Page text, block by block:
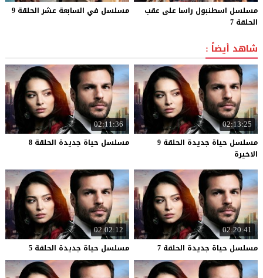
مسلسل اسطنبول راسا على عقب
الحلقة 7
مسلسل في السابعة عشر الحلقة 9
شاهد أيضاً :
02:13:25
مسلسل حياة جديدة الحلقة 9
الاخيرة
02:11:36
مسلسل حياة جديدة الحلقة 8
02:20:41
مسلسل حياة جديدة الحلقة 7
02:02:12
مسلسل حياة جديدة الحلقة 5